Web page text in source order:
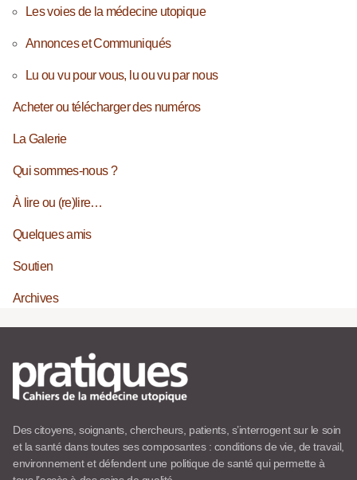
Les voies de la médecine utopique
Annonces et Communiqués
Lu ou vu pour vous, lu ou vu par nous
Acheter ou télécharger des numéros
La Galerie
Qui sommes-nous ?
À lire ou (re)lire…
Quelques amis
Soutien
Archives
Des citoyens, soignants, chercheurs, patients, s’interrogent sur le soin
et la santé dans toutes ses composantes : conditions de vie, de travail,
environnement et défendent une politique de santé qui permette à